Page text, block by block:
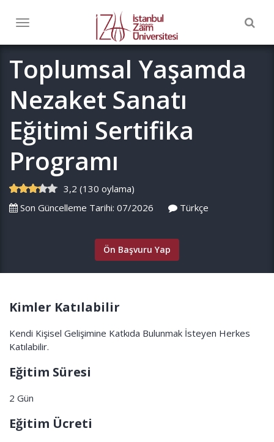
Toggle
Toplumsal Yaşamda
Nezaket Sanatı
Eğitimi Sertifika
Programı
3,2 (130 oylama)
Son Güncelleme Tarihi: 07/2026
Türkçe
Ön Başvuru Yap
Kimler Katılabilir
Kendi Kişisel Gelişimine Katkıda Bulunmak İsteyen Herkes
Katılabilir.
Eğitim Süresi
2 Gün
Eğitim Ücreti